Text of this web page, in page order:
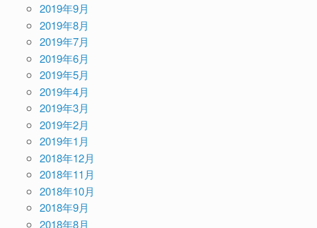
2019年9月
2019年8月
2019年7月
2019年6月
2019年5月
2019年4月
2019年3月
2019年2月
2019年1月
2018年12月
2018年11月
2018年10月
2018年9月
2018年8月